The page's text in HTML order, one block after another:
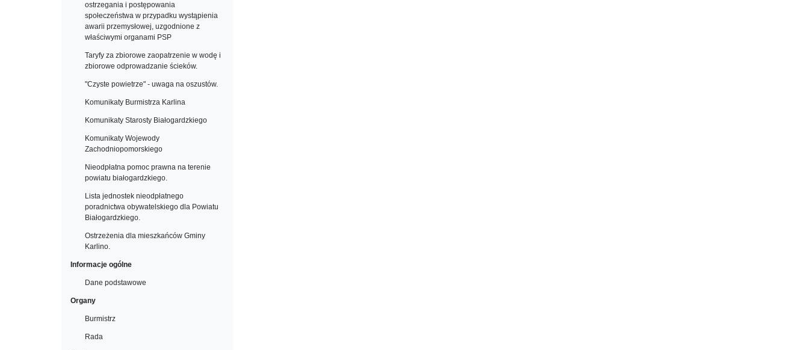
ostrzegania i postępowania
społeczeństwa w przypadku wystąpienia
awarii przemysłowej, uzgodnione z
właściwymi organami PSP
Taryfy za zbiorowe zaopatrzenie w wodę i
zbiorowe odprowadzanie ścieków.
"Czyste powietrze" - uwaga na oszustów.
Komunikaty Burmistrza Karlina
Komunikaty Starosty Białogardzkiego
Komunikaty Wojewody
Zachodniopomorskiego
Nieodpłatna pomoc prawna na terenie
powiatu białogardzkiego.
Lista jednostek nieodpłatnego
poradnictwa obywatelskiego dla Powiatu
Białogardzkiego.
Ostrzeżenia dla mieszkańców Gminy
Karlino.
Informacje ogólne
Dane podstawowe
Organy
Burmistrz
Rada